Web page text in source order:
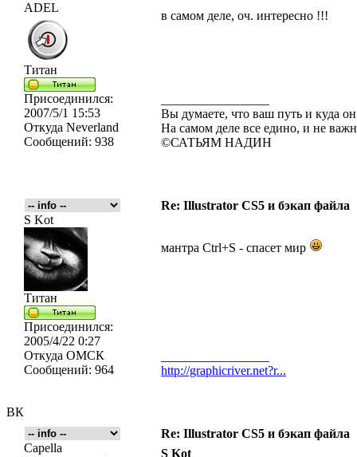
ВК
ADEL
Титан
Присоединился:
2007/5/1 15:53
Откуда Neverland
Сообщений: 938
в самом деле, оч. интересно !!!
Вы думаете, что ваш путь и куда
На самом деле все едино, и не
©САТЬЯМ НАДИН
Re: Illustrator CS5 и бэкап файла
S Kot
Титан
Присоединился:
2005/4/22 0:27
Откуда ОМСК
Сообщений: 964
мантра Ctrl+S - спасет мир
http://graphicriver.net?r...
Re: Illustrator CS5 и бэкап файла
Capella
S Kot